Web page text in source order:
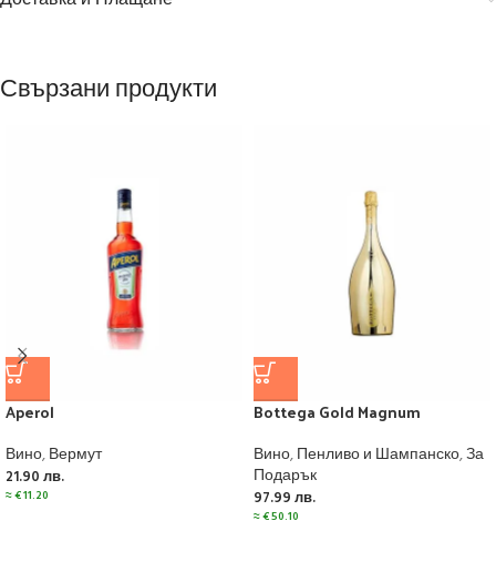
Свързани продукти
Aperol
Вино,Вермут
21.90 лв.
≈€11.20
Bottega Gold Magnum
Вино,Пенливо и Шампанско,За
Подарък
97.99 лв.
≈€50.10